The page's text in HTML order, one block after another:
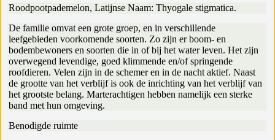
Roodpootpademelon, Latijnse Naam: Thyogale stigmatica.
De familie omvat een grote groep, en in verschillende
leefgebieden voorkomende soorten. Zo zijn er boom- en
bodembewoners en soorten die in of bij het water leven. Het zijn
overwegend levendige, goed klimmende en/of springende
roofdieren. Velen zijn in de schemer en in de nacht aktief. Naast
de grootte van het verblijf is ook de inrichting van het verblijf van
het grootste belang. Marterachtigen hebben namelijk een sterke
band met hun omgeving.
Benodigde ruimte